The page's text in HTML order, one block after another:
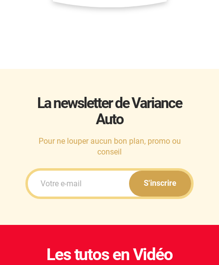
La newsletter de Variance
Auto
Pour ne louper aucun bon plan, promo ou
conseil
S'inscrire
Les tutos en Vidéo